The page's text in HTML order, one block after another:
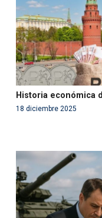
Historia económica
18 diciembre 2025
Warning: Use of
'php' (this will throw
in/var/www/
content/themes/
on line99